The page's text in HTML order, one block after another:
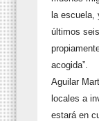
la escuela,
últimos
acogida”.
Aguilar
locales a
estará en